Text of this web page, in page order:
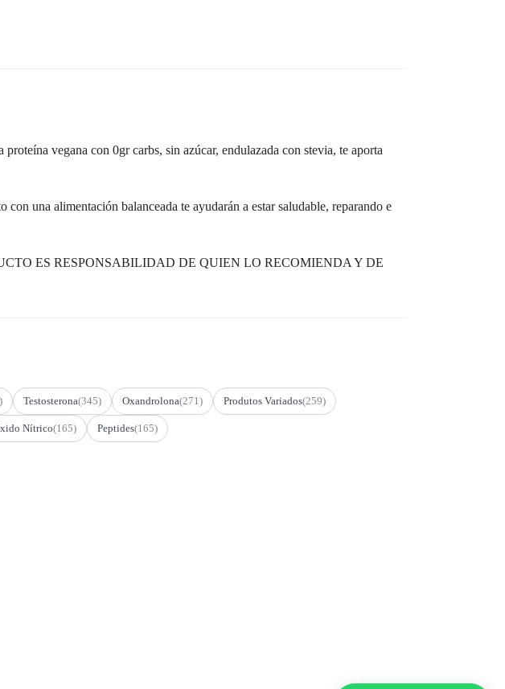
vegana con 0gr carbs, sin azúcar, endulazada con stevia, te aporta
una alimentación balanceada te ayudarán a estar saludable, reparando e
ES RESPONSABILIDAD DE QUIEN LO RECOMIENDA Y DE
Testosterona(345) Oxandrolona(271) Produtos Variados(259)
Nítrico(165) Peptides(165)